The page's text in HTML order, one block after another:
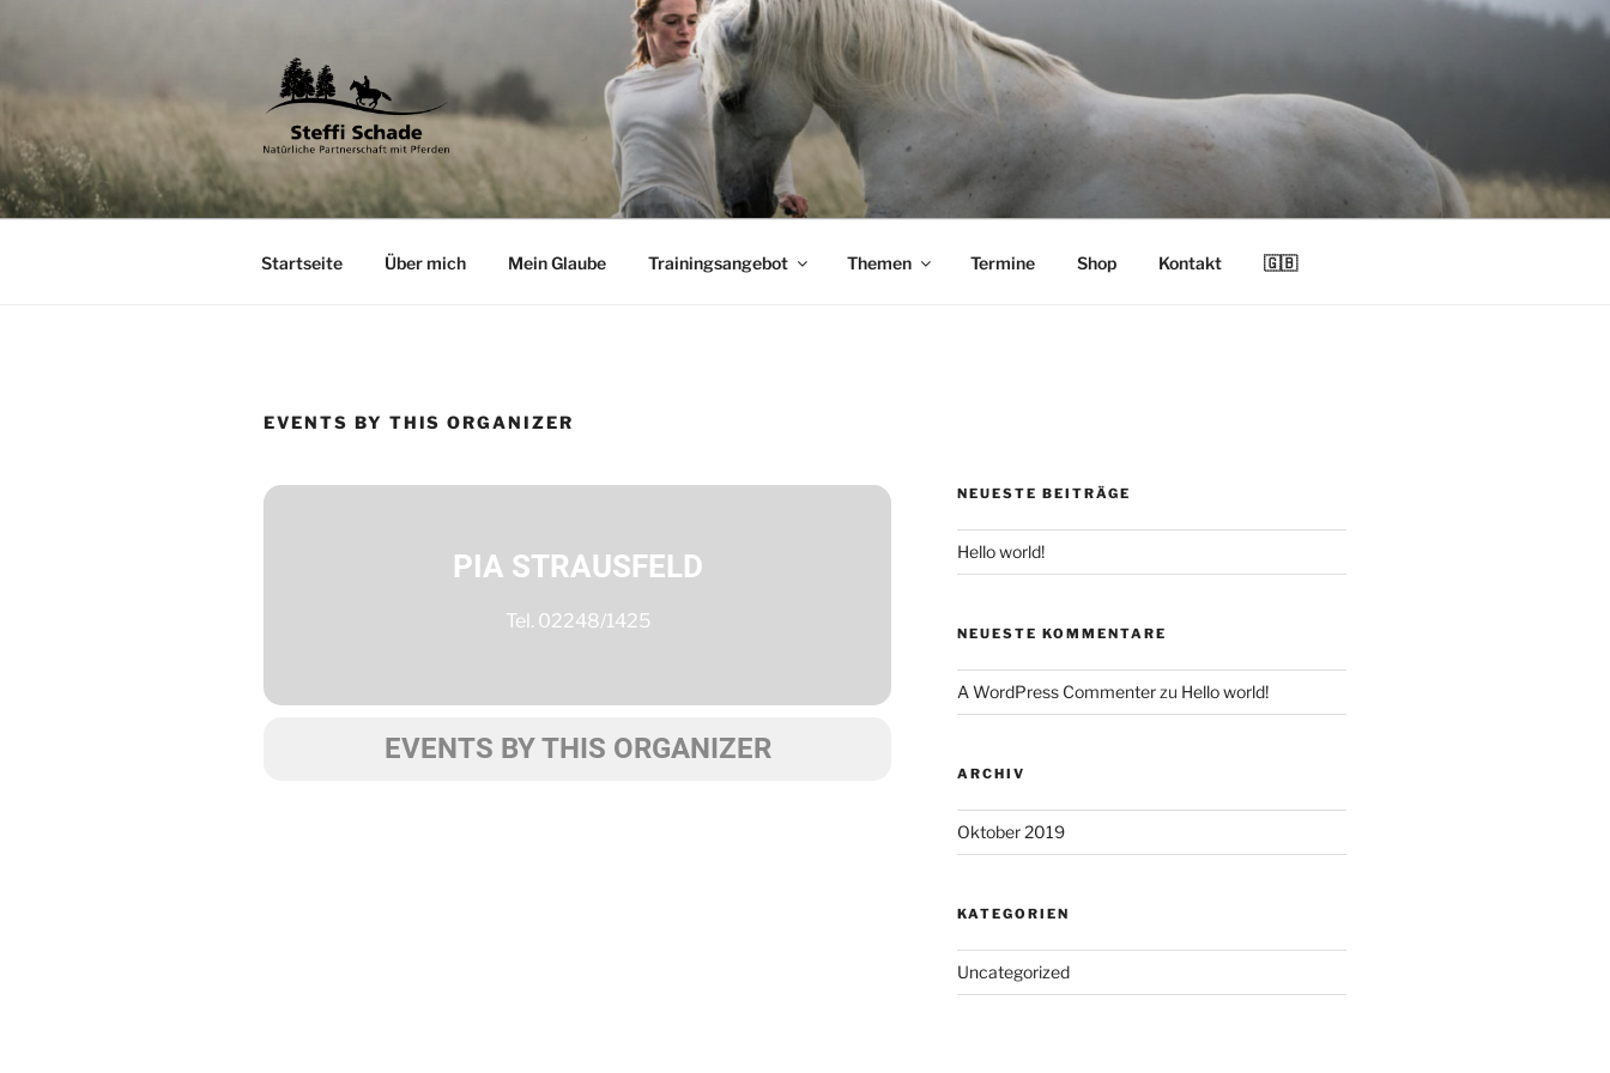
STEFFI SCHADE
Natürliche Partnerschaft mit Pferden
Startseite Über mich Mein Glaube Trainingsangebot Themen Termine Shop Kontakt 🇬🇧
EVENTS BY THIS ORGANIZER
PIA STRAUSFELD
Tel. 02248/1425
EVENTS BY THIS ORGANIZER
NEUESTE BEITRÄGE
Hello world!
NEUESTE KOMMENTARE
A WordPress Commenterzu Hello world!
ARCHIV
Oktober 2019
KATEGORIEN
Uncategorized